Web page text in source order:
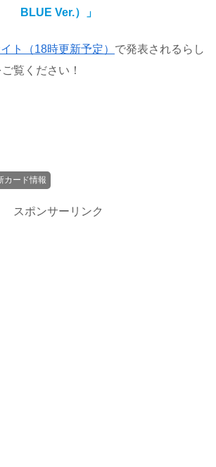
BLUE Ver.）」
ト（18時更新予定） で発表されるらし
覧ください！
ード情報
スポンサーリンク